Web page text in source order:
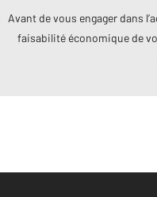
Avant de vous engager dans
faisabilité économique de